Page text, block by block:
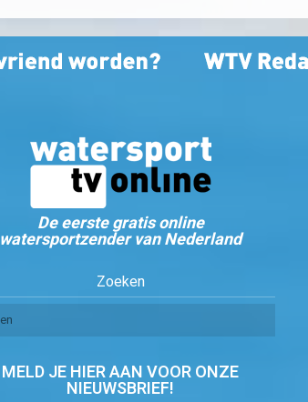
De eerste gratis online
watersportzender van Nederland
Zoeken
MELD JE HIER AAN VOOR ONZE
NIEUWSBRIEF!